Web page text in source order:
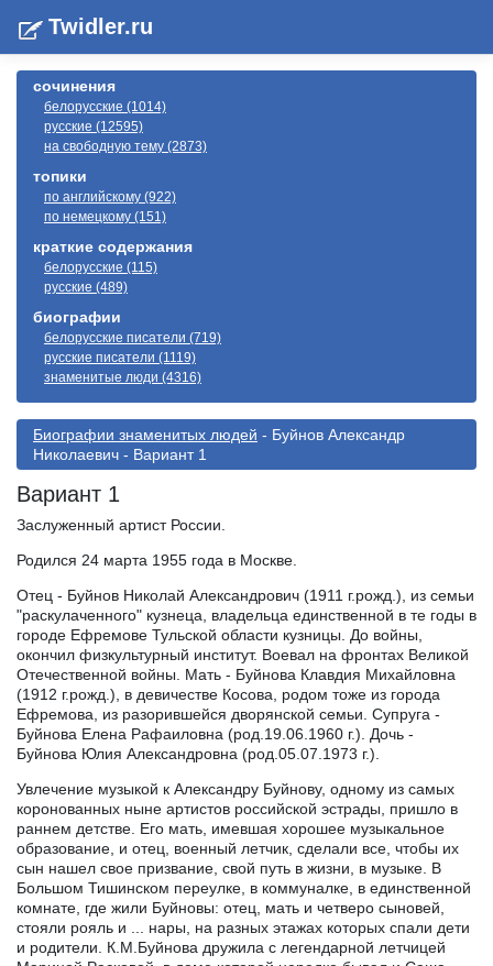
Twidler.ru
сочинения
белорусские (1014)
русские (12595)
на свободную тему (2873)
топики
по английскому (922)
по немецкому (151)
краткие содержания
белорусские (115)
русские (489)
биографии
белорусские писатели (719)
русские писатели (1119)
знаменитые люди (4316)
Биографии знаменитых людей - Буйнов Александр
Николаевич - Вариант 1
Вариант 1
Заслуженный артист России.
Родился 24 марта 1955 года в Москве.
Отец - Буйнов Николай Александрович (1911 г.рожд.), из семьи
"раскулаченного" кузнеца, владельца единственной в те годы в
городе Ефремове Тульской области кузницы. До войны,
окончил физкультурный институт. Воевал на фронтах Великой
Отечественной войны. Мать - Буйнова Клавдия Михайловна
(1912 г.рожд.), в девичестве Косова, родом тоже из города
Ефремова, из разорившейся дворянской семьи. Супруга -
Буйнова Елена Рафаиловна (род.19.06.1960 г.). Дочь -
Буйнова Юлия Александровна (род.05.07.1973 г.).
Увлечение музыкой к Александру Буйнову, одному из самых
коронованных ныне артистов российской эстрады, пришло в
раннем детстве. Его мать, имевшая хорошее музыкальное
образование, и отец, военный летчик, сделали все, чтобы их
сын нашел свое призвание, свой путь в жизни, в музыке. В
Большом Тишинском переулке, в коммуналке, в единственной
комнате, где жили Буйновы: отец, мать и четверо сыновей,
стояли рояль и ... нары, на разных этажах которых спали дети
и родители. К.М.Буйнова дружила с легендарной летчицей